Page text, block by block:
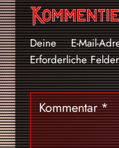
Deine E-Mail-
Erforderliche